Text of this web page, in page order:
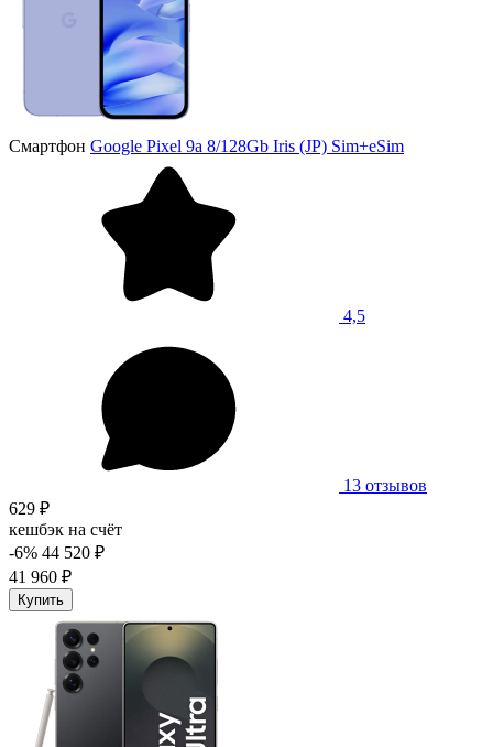
Смартфон Google Pixel 9a 8/128Gb Iris (JP) Sim+eSim
4,5
13 отзывов
629 ₽
кешбэк на счёт
-6% 44 520 ₽
41 960 ₽
Купить